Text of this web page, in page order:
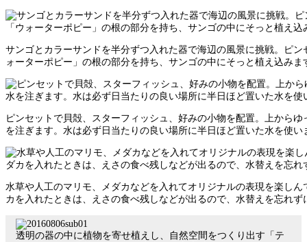
サンゴとカラーサンドを半分ずつ入れた器で海辺の風景に挑戦。ピン
ォーターポピー」の根の部分を持ち、サンゴの中にそっと植え込みま
ピンセットで貝殻、スターフィッシュ、好みの小物を配置。上からゆ
を注ぎます。水は必ず日当たりの良い場所に半日ほど置いた水を使い
水草や人工のマリモ、メダカなどを入れてオリジナルの表現を楽しん
カを入れたときは、えさの食べ残しなどが出るので、水替えを忘れず
透明の器の中に植物を寄せ植えし、自然空間をつくり出す「テ